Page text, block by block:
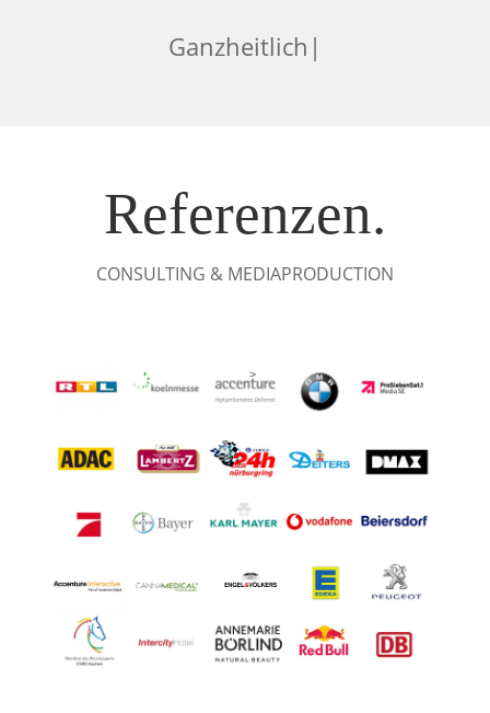
Ganz|
Referenzen.
CONSULTING & MEDIAPRODUCTION